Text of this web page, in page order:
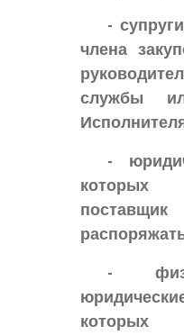
-
члена
службы
-
которых
-
которых